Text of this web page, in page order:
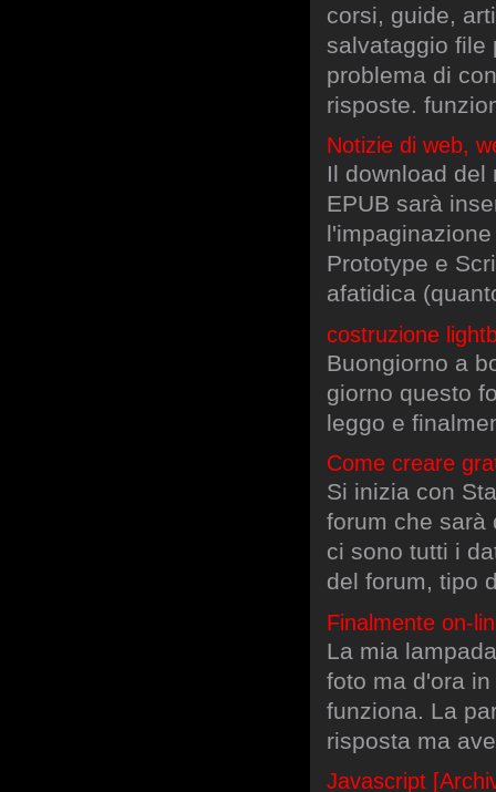
corsi, guide,
salvataggio file
problema di
risposte.
Notizie di web,
Il download del
EPUB sarà
Prototype e
afatidica
costruzione
Buongiorno a
giorno questo
leggo e
Come creare
Si inizia con
forum che sarà
ci sono tutti i
del forum, tipo
Finalmente on-
La mia
foto ma d'ora
funziona. La
risposta ma
Javascript